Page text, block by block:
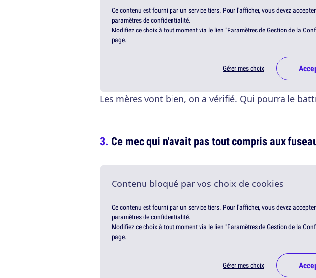
Ce contenu est fourni par un service tiers. Pour l'afficher, vous devez
paramètres de confidentialité.
Modifiez ce choix à tout moment via le lien "Paramètres de Gestion de la
page.
Gérer mes choix
Les mères vont bien, on a vérifié. Qui pourra le
Ce mec qui n'avait pas tout compris aux
Contenu bloqué par vos choix de cookies
Ce contenu est fourni par un service tiers. Pour l'afficher, vous devez
paramètres de confidentialité.
Modifiez ce choix à tout moment via le lien "Paramètres de Gestion de la
page.
Gérer mes choix